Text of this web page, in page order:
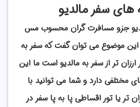
های سفر مالدیو
جزو مسافرت گران محسوب مس
این موضوع می توان گفت که سفر به
ارزان تر از سفر به مالدیو است ما این
مختلفی دارد و شما می توانید با
تر یا تور اقساطی پا به پا سفر در